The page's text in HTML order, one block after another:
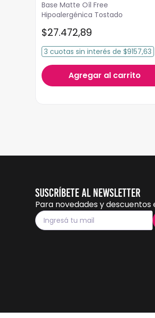
Base Matte Oíl Free
Hipoalergénica Tostado
$27.472,89
3 cuotas sin interés de $9157,63
Agregar al carrito
Suscríbete al Newsletter
Para novedades y descuentos